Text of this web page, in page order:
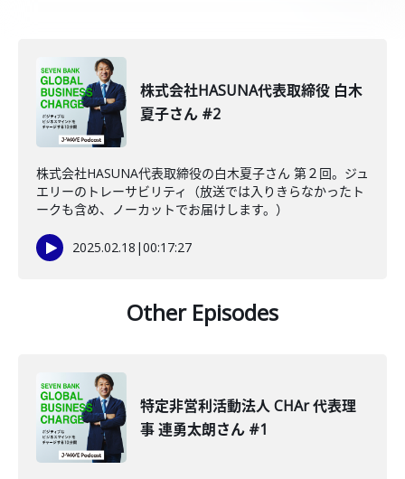
株式会社HASUNA代表取締役 白木
夏子さん #2
株式会社HASUNA代表取締役の白木夏子さん 第２回。ジュ
エリーのトレーサビリティ（放送では入りきらなかったト
ークも含め、ノーカットでお届けします。）
2025.02.18 |00:17:27
Other Episodes
特定非営利活動法人 CHAr 代表理
事 連勇太朗さん #1